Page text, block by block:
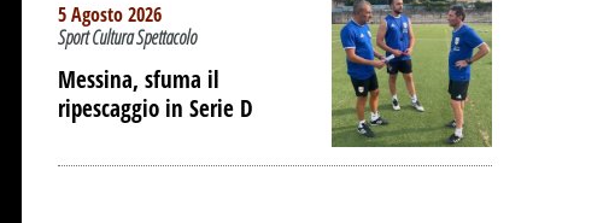
5 Agosto 2026
Sport Cultura Spettacolo
Messina, sfuma il
ripescaggio in Serie D